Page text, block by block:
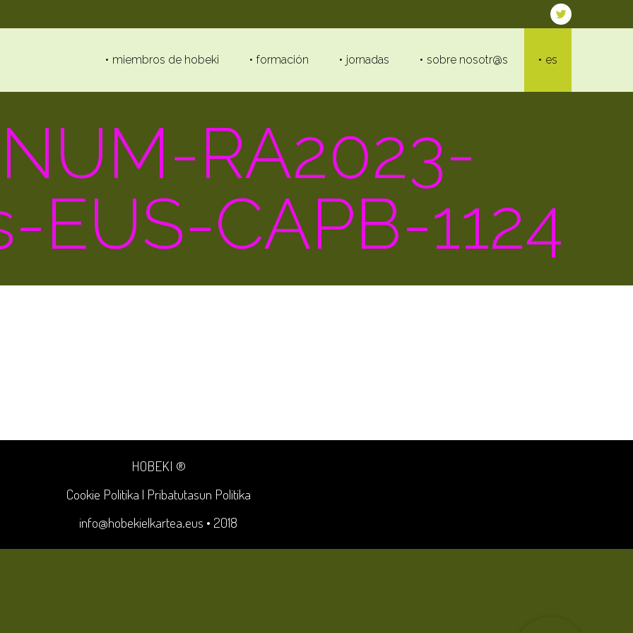
miembros de hobeki formación jornadas sobre nosotr@s es
RA2023-
EUS-CAPB-1124
HOBEKI ®
Cookie Politika | Pribatutasun Politika
info@hobekielkartea.eus • 2018